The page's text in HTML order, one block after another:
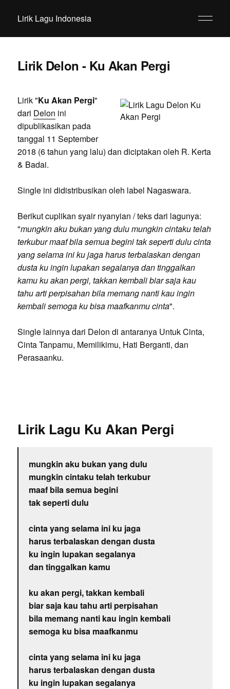
Lirik Lagu Indonesia
Lirik Delon - Ku Akan Pergi
Lirik "Ku Akan Pergi"
dari Delon ini
dipublikasikan pada
tanggal 11 September
2018 (6 tahun yang lalu) dan diciptakan oleh R. Kerta
& Badai.
Single ini didistribusikan oleh label Nagaswara.
Berikut cuplikan syair nyanyian / teks dari lagunya:
"mungkin aku bukan yang dulu mungkin cintaku telah
terkubur maaf bila semua begini tak seperti dulu cinta
yang selama ini ku jaga harus terbalaskan dengan
dusta ku ingin lupakan segalanya dan tinggalkan
kamu ku akan pergi, takkan kembali biar saja kau
tahu arti perpisahan bila memang nanti kau ingin
kembali semoga ku bisa maafkanmu cinta".
Single lainnya dari Delon di antaranya Untuk Cinta,
Cinta Tanpamu, Memilikimu, Hati Berganti, dan
Perasaanku.
Lirik Lagu Ku Akan Pergi
mungkin aku bukan yang dulu
mungkin cintaku telah terkubur
maaf bila semua begini
tak seperti dulu
cinta yang selama ini ku jaga
harus terbalaskan dengan dusta
ku ingin lupakan segalanya
dan tinggalkan kamu
ku akan pergi, takkan kembali
biar saja kau tahu arti perpisahan
bila memang nanti kau ingin kembali
semoga ku bisa maafkanmu
cinta yang selama ini ku jaga
harus terbalaskan dengan dusta
ku ingin lupakan segalanya